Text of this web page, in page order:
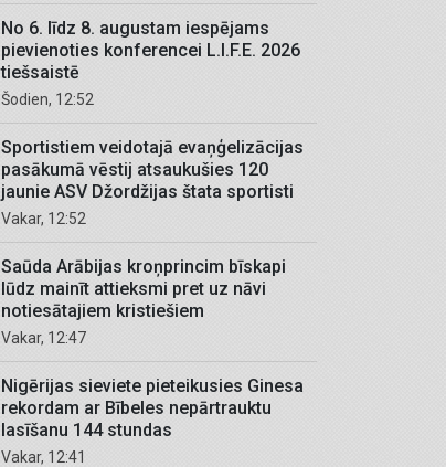
No 6. līdz 8. augustam iespējams
pievienoties konferencei L.I.F.E. 2026
tiešsaistē
Šodien, 12:52
Sportistiem veidotajā evaņģelizācijas
pasākumā vēstij atsaukušies 120
jaunie ASV Džordžijas štata sportisti
Vakar, 12:52
Saūda Arābijas kroņprincim bīskapi
lūdz mainīt attieksmi pret uz nāvi
notiesātajiem kristiešiem
Vakar, 12:47
Nigērijas sieviete pieteikusies Ginesa
rekordam ar Bībeles nepārtrauktu
lasīšanu 144 stundas
Vakar, 12:41